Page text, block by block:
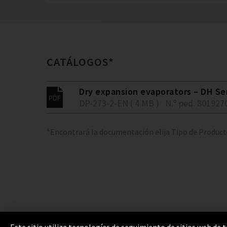
CATÁLOGOS*
Dry expansion evaporators – DH
*Encontrará la documentación elija Tipo de